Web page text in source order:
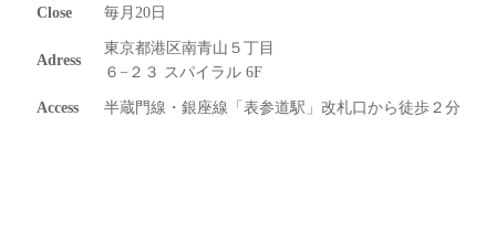
Close 毎月20日
Adress
東京都港区南青山５丁目
６−２３ スパイラル 6F
Access 半蔵門線・銀座線「表参道駅」改札口から徒歩２分